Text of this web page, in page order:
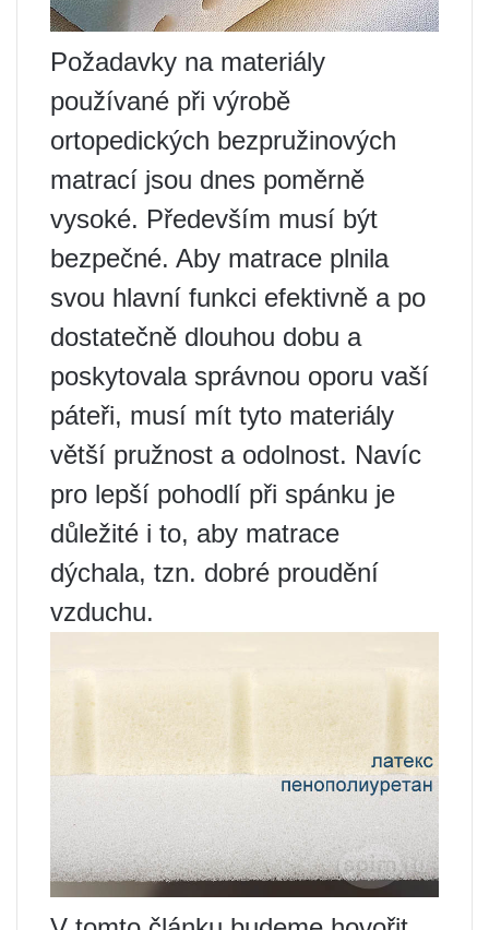
Požadavky na materiály
používané při výrobě
ortopedických bezpružinových
matrací jsou dnes poměrně
vysoké. Především musí být
bezpečné. Aby matrace plnila
svou hlavní funkci efektivně a po
dostatečně dlouhou dobu a
poskytovala správnou oporu vaší
páteři, musí mít tyto materiály
větší pružnost a odolnost. Navíc
pro lepší pohodlí při spánku je
důležité i to, aby matrace
dýchala, tzn. dobré proudění
vzduchu.